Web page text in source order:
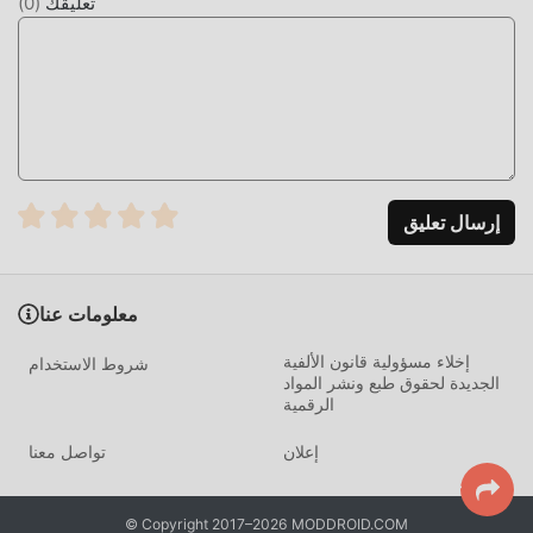
الشائعة المجانية في انتظار لتلعب ، ماذا تنتظر ، قم بتنزيله الآن!
إرسال تعليق
معلومات عنا
شروط الاستخدام
إخلاء مسؤولية قانون الألفية
الجديدة لحقوق طبع ونشر المواد
الرقمية
تواصل معنا إعلان
© Copyright 2017–2026 MODDROID.COM